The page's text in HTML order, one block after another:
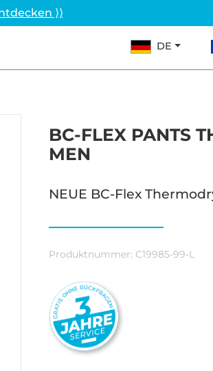
⟩⟩
DE
BC-FLEX PANTS
MEN
NEUE BC-Flex
Produktnummer: C19985-99-L